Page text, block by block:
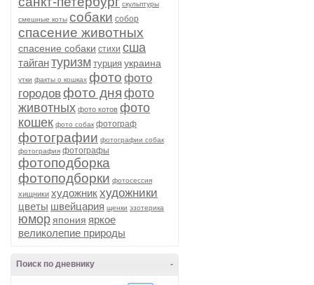
скульптуры
смешные коты собаки собор
спасение животных
спасение собаки стихи сша
тайгантуризм турция украина
утки факты о кошках фото фото
городовфото дня фото
животных фото котов фото
кошек фото собак фотограф
фотографии фотографии собак
фотография фотографы
фотоподборка
фотоподборки фотосессия
хищники художникхудожники
цветы швейцария щенки эзотерика
юмор япония яркое
великолепие природы
-
Поиск по дневнику